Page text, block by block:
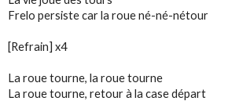
Frelo persiste car la roue né-né-nétour
[Refrain] x4
La roue tourne, la roue tourne
La roue tourne, retour à la case départ